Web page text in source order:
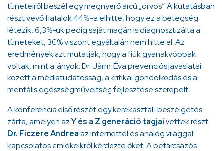
tüneteiről beszél egy megnyerő arcú „orvos”. A kutatásban
részt vevő fiatalok 44%-a elhitte, hogy ez a betegség
létezik, 6,3%-uk pedig saját magán is diagnosztizálta a
tüneteket, 30% viszont egyáltalán nem hitte el. Az
eredmények azt mutatják, hogy a fiúk gyanakvóbbak
voltak, mint a lányok. Dr. Jármi Éva prevenciós javaslatai
között a médiatudatosság, a kritikai gondolkodás és a
mentális egészségműveltség fejlesztése szerepelt.
A konferencia első részét egy kerekasztal-beszélgetés
zárta, amelyen azY és a Z generáció tagjaivettek részt.
Dr. Ficzere Andreaaz internettel és analóg világgal
kapcsolatos emlékeikről kérdezte őket. A betárcsázós